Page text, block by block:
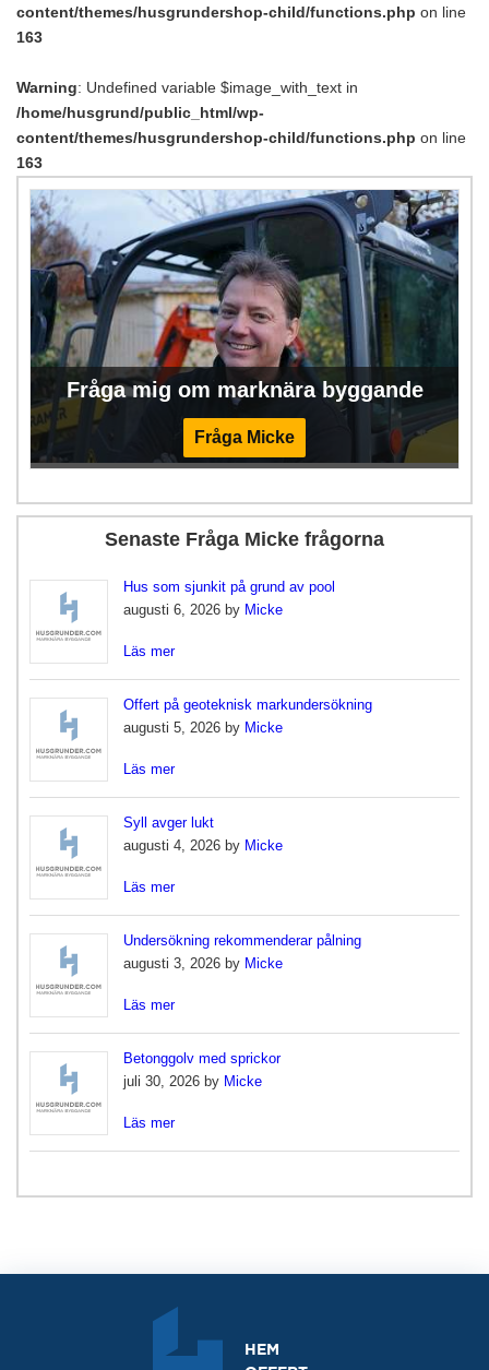
content/themes/husgrundershop-child/functions.php on line
163
Warning: Undefined variable $image_with_text in
/home/husgrund/public_html/wp-
content/themes/husgrundershop-child/functions.php on line
163
Fråga mig om marknära byggande
Fråga Micke
Senaste Fråga Micke frågorna
Hus som sjunkit på grund av pool
augusti 6, 2026 by Micke
Läs mer
Offert på geoteknisk markundersökning
augusti 5, 2026 by Micke
Läs mer
Syll avger lukt
augusti 4, 2026 by Micke
Läs mer
Undersökning rekommenderar pålning
augusti 3, 2026 by Micke
Läs mer
Betonggolv med sprickor
juli 30, 2026 by Micke
Läs mer
HEM